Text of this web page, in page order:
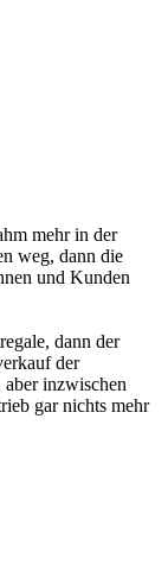
mehr in der
weg, dann die
und Kunden
dann der
der
inzwischen
gar nichts mehr